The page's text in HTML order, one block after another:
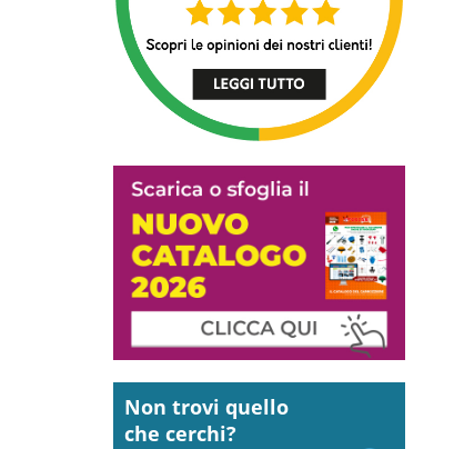
Non trovi quello
che cerchi?